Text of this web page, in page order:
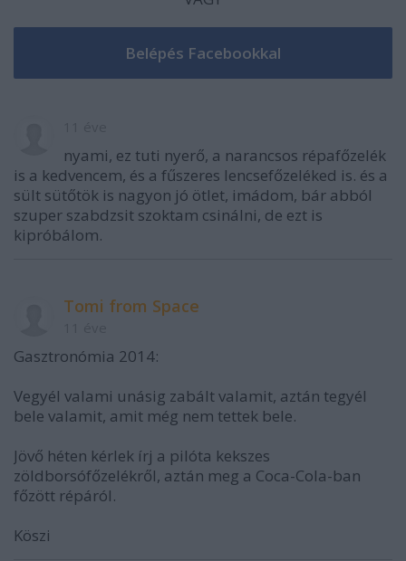
nyami, ez tuti nyerő, a narancsos répafőzelék
is a kedvencem, és a fűszeres lencsefőzeléked is. és a
sült sütőtök is nagyon jó ötlet, imádom, bár abból
szuper szabdzsit szoktam csinálni, de ezt is
kipróbálom.
Tomi from Space
Gasztronómia 2014:
Vegyél valami unásig zabált valamit, aztán tegyél
bele valamit, amit még nem tettek bele.
Jövő héten kérlek írj a pilóta kekszes
zöldborsófőzelékről, aztán meg a Coca-Cola-ban
főzött répáról.
Köszi